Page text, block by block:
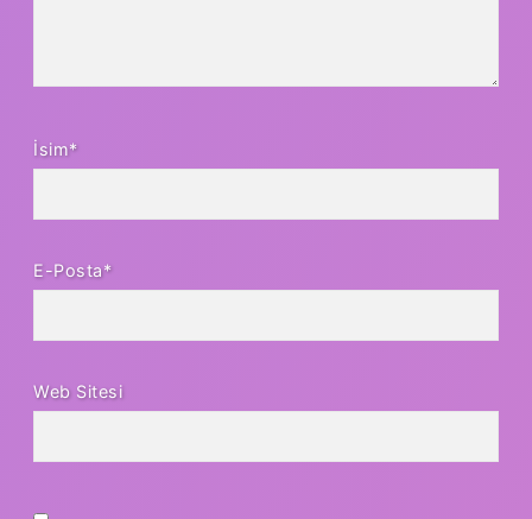
İsim*
E-Posta*
Web Sitesi